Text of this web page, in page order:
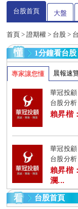
台股首頁 大盤
首頁 > 證期權 > 台股 >
1分鐘看台股
專家讓您懂 晨報速
華冠投顧
台股分析
賴昇楷
華冠投顧
台股分析
賴昇楷
瀾...
台股首頁